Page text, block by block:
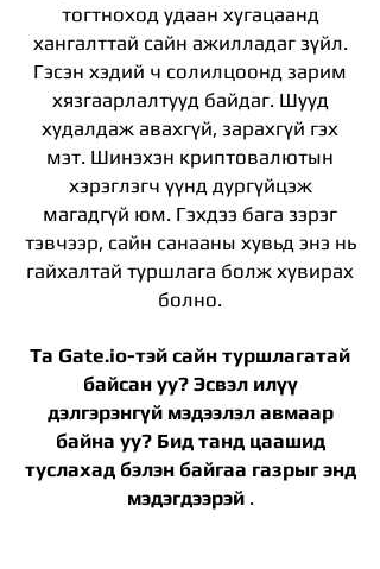
тогтноход удаан хугацаанд
хангалттай сайн ажилладаг зүйл.
Гэсэн хэдий ч солилцоонд зарим
хязгаарлалтууд байдаг. Шууд
худалдаж авахгүй, зарахгүй гэх
мэт. Шинэхэн криптовалютын
хэрэглэгч үүнд дургүйцэж
магадгүй юм. Гэхдээ бага зэрэг
тэвчээр, сайн санааны хувьд энэ нь
гайхалтай туршлага болж хувирах
болно.
Та Gate.io-тэй сайн туршлагатай
байсан уу? Эсвэл илүү
дэлгэрэнгүй мэдээлэл авмаар
байна уу? Бид танд цаашид
туслахад бэлэн байгаа газрыг энд
мэдэгдээрэй.